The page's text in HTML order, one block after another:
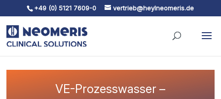
Skip To Content
+49 (0) 5121 7609-0 vertrieb@heylneomeris.de
VE-Prozesswasser –